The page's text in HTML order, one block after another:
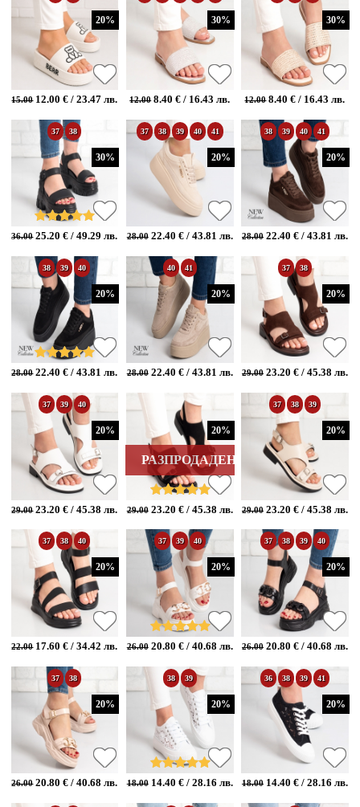
20%
15.0012.00 € / 23.47 лв.
30%
12.008.40 € / 16.43 лв.
30%
12.008.40 € / 16.43 лв.
30%
37 38
36.0025.20 € / 49.29 лв.
20%
37 38 39 40 41
28.0022.40 € / 43.81 лв.
20%
38 39 40 41
28.0022.40 € / 43.81 лв.
20%
38 39 40
28.0022.40 € / 43.81 лв.
20%
40 41
28.0022.40 € / 43.81 лв.
20%
37 38
29.0023.20 € / 45.38 лв.
20%
37 39 40
29.0023.20 € / 45.38 лв.
20%
РАЗПРОДАДЕН
29.0023.20 € / 45.38 лв.
20%
37 38 39
29.0023.20 € / 45.38 лв.
20%
37 38 40
22.0017.60 € / 34.42 лв.
20%
37 39 40
26.0020.80 € / 40.68 лв.
20%
37 38 39 40
26.0020.80 € / 40.68 лв.
20%
37 38
26.0020.80 € / 40.68 лв.
20%
38 39
18.0014.40 € / 28.16 лв.
20%
36 38 39 41
18.0014.40 € / 28.16 лв.